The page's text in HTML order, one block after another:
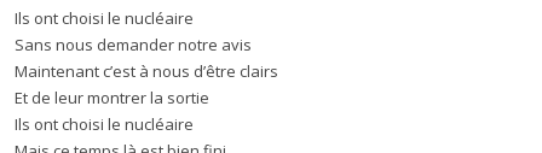
Ils ont choisi le nucléaire
Sans nous demander notre avis
Maintenant c’est à nous d’être clairs
Et de leur montrer la sortie
Ils ont choisi le nucléaire